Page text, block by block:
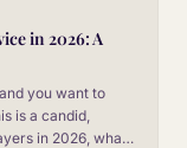
in 2026: A
you want to
is a candid,
in 2026, what